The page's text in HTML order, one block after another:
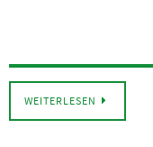
WEITERLESEN